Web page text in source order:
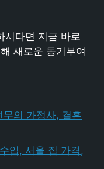
시다면 지금 바로
새로운 동기부여
의 가정사, 결혼
입, 서울 집 가격,